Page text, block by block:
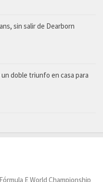
sin salir de Dearborn
un doble triunfo en casa para
E World Championship